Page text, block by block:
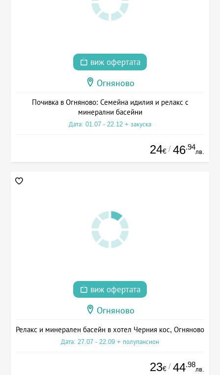
виж офертата
Огняново
Почивка в Огняново: Семейна идилия и релакс с
минерални басейни
Дата: 01.07 - 22.12 + закуска
24€ / 46.94
лв.
виж офертата
Огняново
Релакс и минерален басейн в хотел Черния кос, Огняново
Дата: 27.07 - 22.09 + полупансион
23€ / 44.98
лв.